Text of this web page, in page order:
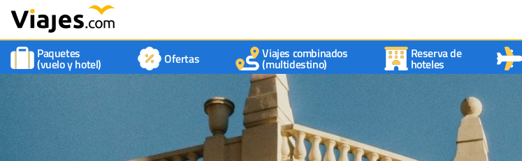
Paquetes
(vuelo y hotel) Ofertas Viajes combinados
(multidestino)
Reserva de
hoteles